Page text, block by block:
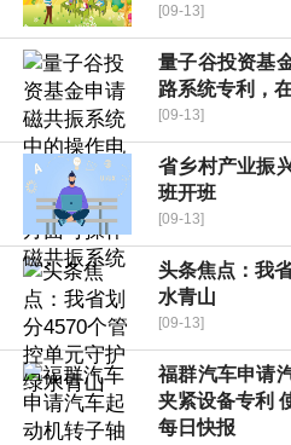
[09-13]
量子谷投资基
路系统专利，
[09-13]
省乡村产业振
班开班
[09-13]
头条焦点：我
水青山
[09-13]
福群汽车申请
夹紧设备专利
每日快报